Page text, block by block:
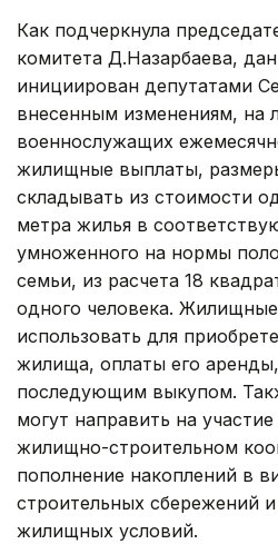
Как подчеркнула
комитета Д.Назарбаева,
инициирован депутатами
внесенным изменениям, на
военнослужащих
жилищные выплаты,
складывать из стоимости
метра жилья в
умноженного на нормы
семьи, из расчета 18
одного человека.
использовать для
жилища, оплаты его
последующим выкупом.
могут направить на
жилищно-строительном
пополнение накоплений в
строительных сбережений
жилищных условий.